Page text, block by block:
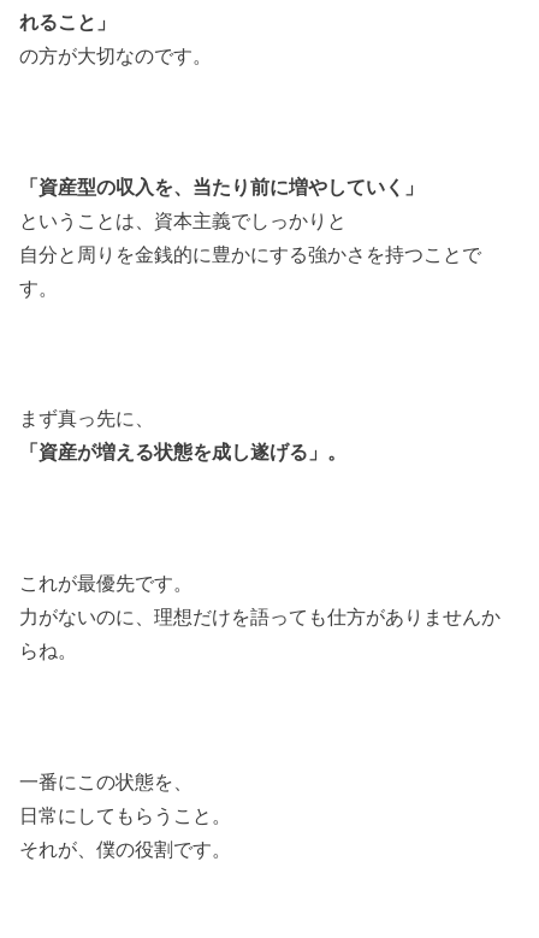
れること」
の方が大切なのです。
「資産型の収入を、当たり前に増やしていく」
ということは、資本主義でしっかりと
自分と周りを金銭的に豊かにする強かさを持つことで
す。
まず真っ先に、
「資産が増える状態を成し遂げる」。
これが最優先です。
力がないのに、理想だけを語っても仕方がありませんか
らね。
一番にこの状態を、
日常にしてもらうこと。
それが、僕の役割です。